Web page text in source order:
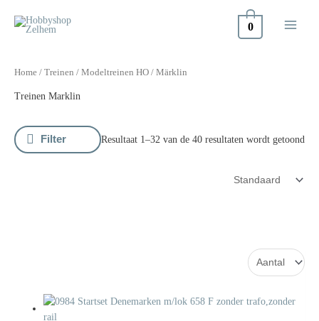
naar
0
Home / Treinen / Modeltreinen HO / Märklin
Treinen Marklin
Filter Resultaat 1–32 van de 40 resultaten wordt getoond